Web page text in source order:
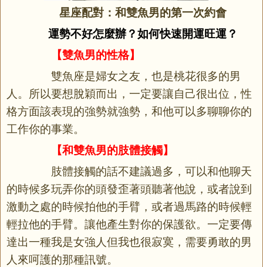
星座配對：和雙魚男的第一次約會
運勢不好怎麼辦？如何快速開運旺運？
【雙魚男的性格】
雙魚座是婦女之友，也是桃花很多的男
人。所以要想脫穎而出，一定要讓自己很出位，性
格方面該表現的強勢就強勢，和他可以多聊聊你的
工作你的事業。
【和雙魚男的肢體接觸】
肢體接觸的話不建議過多，可以和他聊天
的時候多玩弄你的頭發歪著頭聽著他說，或者說到
激動之處的時候拍他的手臂，或者過馬路的時候輕
輕拉他的手臂。讓他產生對你的保護欲。一定要傳
達出一種我是女強人但我也很寂寞，需要勇敢的男
人來呵護的那種訊號。